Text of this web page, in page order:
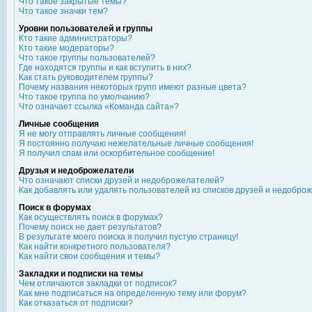
Что такое значки тем?
Уровни пользователей и группы
Кто такие администраторы?
Кто такие модераторы?
Что такое группы пользователей?
Где находятся группы и как вступить в них?
Как стать руководителем группы?
Почему названия некоторых групп имеют разные цвета?
Что такое группа по умолчанию?
Что означает ссылка «Команда сайта»?
Личные сообщения
Я не могу отправлять личные сообщения!
Я постоянно получаю нежелательные личные сообщения!
Я получил спам или оскорбительное сообщение!
Друзья и недоброжелатели
Что означают списки друзей и недоброжелателей?
Как добавлять или удалять пользователей из списков друзей и
Поиск в форумах
Как осуществлять поиск в форумах?
Почему поиск не дает результатов?
В результате моего поиска я получил пустую страницу!
Как найти конкретного пользователя?
Как найти свои сообщения и темы?
Закладки и подписки на темы
Чем отличаются закладки от подписок?
Как мне подписаться на определенную тему или форум?
Как отказаться от подписки?